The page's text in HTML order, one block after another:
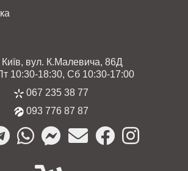
вул. К.Малевича, 86Д
10:30-18:30, Сб 10:30-17:00
067 235 38 77
093 776 87 87